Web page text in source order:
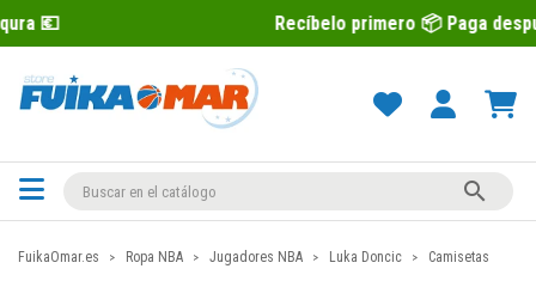
Recíbelo primero 📦 Paga después con Sequra

FuikaOmar.es Ropa NBA Jugadores NBA Luka Doncic
Camisetas